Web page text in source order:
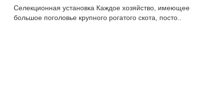
Селекционная установка Каждое хозяйство, имеющее
большое поголовье крупного рогатого скота, посто..